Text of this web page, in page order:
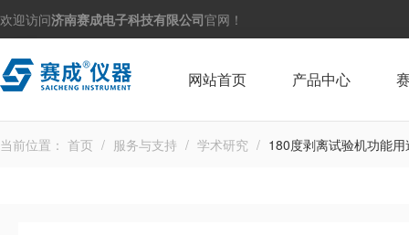
欢迎访问济南赛成电子科技有限公司官网！
网站首页 产品中心
当前位置： 首页 / 服务与支持 / 学术研究 / 180度剥离试验机功能用